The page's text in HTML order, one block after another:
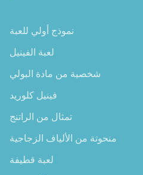
نموذج أولي للعبة
لعبة الفينيل
شخصية من مادة البولي
فينيل كلوريد
تمثال من الراتنج
منحوتة من الألياف الزجاجية
لعبة قطيفة